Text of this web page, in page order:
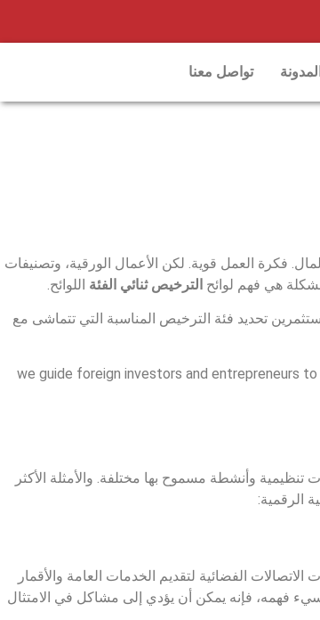
المدونة تواصل معنا
فكرة العمل قوية. لكن الأعمال الورقية، وتصنيفات
هي فهم لوائح الترخيص ثنائي الفئة اللوائح.
تحديد فئة الترخيص المناسبة التي تتماشى مع
, we guide foreign investors and entrepreneurs
وأنشطة مسموح بها مختلفة. والأمثلة الأكثر
الرقمية:
الفضائية لتقديم الخدمات العامة والأقمار
فهمه، فإنه يمكن أن يؤدي إلى مشاكل في الامتثال